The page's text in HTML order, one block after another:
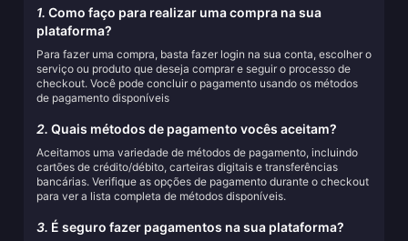
1. Como faço para realizar uma compra na sua
plataforma?
Para fazer uma compra, basta fazer login na sua conta, escolher o
serviço ou produto que deseja comprar e seguir o processo de
checkout. Você pode concluir o pagamento usando os métodos
de pagamento disponíveis
2. Quais métodos de pagamento vocês aceitam?
Aceitamos uma variedade de métodos de pagamento, incluindo
cartões de crédito/débito, carteiras digitais e transferências
bancárias. Verifique as opções de pagamento durante o checkout
para ver a lista completa de métodos disponíveis.
3. É seguro fazer pagamentos na sua plataforma?